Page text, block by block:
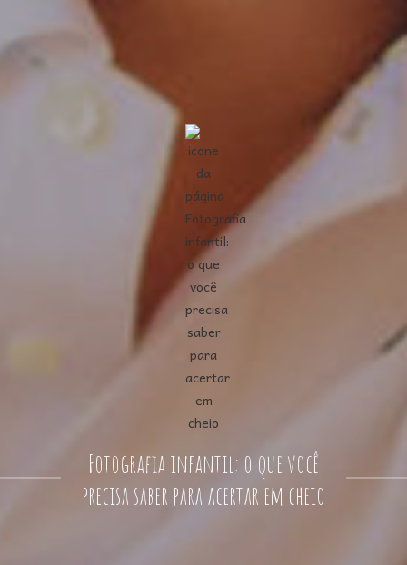
Fotografia infantil: o que você
precisa saber para acertar em cheio